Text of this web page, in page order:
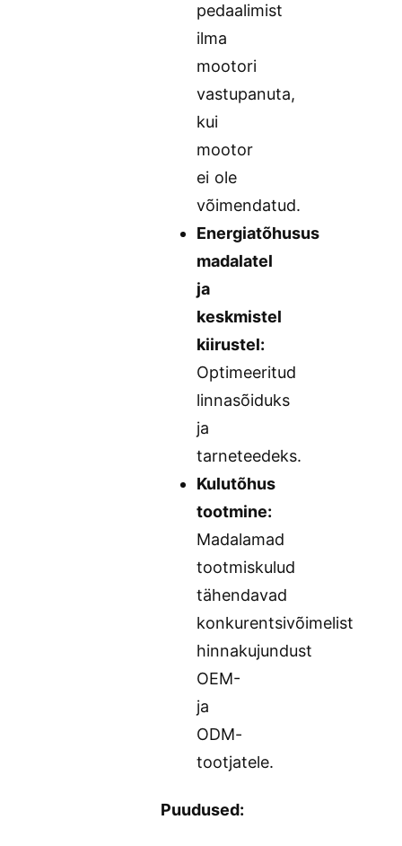
pedaalimist
ilma
mootori
vastupanuta,
kui
mootor
ei ole
võimendatud.
Energiatõhusus
madalatel
ja
keskmistel
kiirustel:
Optimeeritud
linnasõiduks
ja
tarneteedeks.
Kulutõhus
tootmine:
Madalamad
tootmiskulud
tähendavad
konkurentsivõimelist
hinnakujundust
OEM-
ja
ODM-
tootjatele.
Puudused: